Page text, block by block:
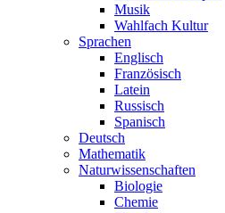
Musik
Wahlfach Kultur
Sprachen
Englisch
Französisch
Latein
Russisch
Spanisch
Deutsch
Mathematik
Naturwissenschaften
Biologie
Chemie